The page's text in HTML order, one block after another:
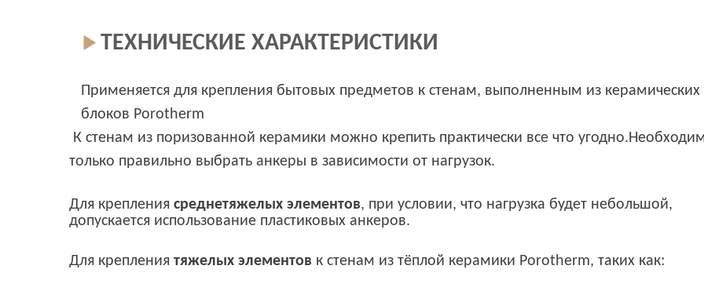
ТЕХНИЧЕСКИЕ ХАРАКТЕРИСТИКИ
Применяется для крепления бытовых предметов к стенам, выполненным из керамических
блоков Porotherm
К стенам из поризованной керамики можно крепить практически все что
только правильно выбрать анкеры в зависимости от нагрузок.
Для крепления среднетяжелых элементов, при условии, что нагрузка будет небольшой,
допускается использование пластиковых анкеров.
Для крепления тяжелых элементов к стенам из тёплой керамики Porotherm, таких как: